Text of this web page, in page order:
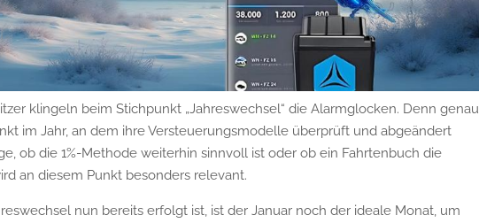
klingeln beim Stichpunkt „Jahreswechsel“ die Alarmglocken. Denn genau
im Jahr, an dem ihre Versteuerungsmodelle überprüft und abgeändert
ob die 1%-Methode weiterhin sinnvoll ist oder ob ein Fahrtenbuch die
an diesem Punkt besonders relevant.
nun bereits erfolgt ist, ist der Januar noch der ideale Monat, um